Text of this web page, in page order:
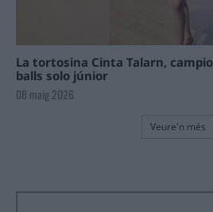
La tortosina Cinta Talarn,
balls solo júnior
08 maig 2026
Veure'n més